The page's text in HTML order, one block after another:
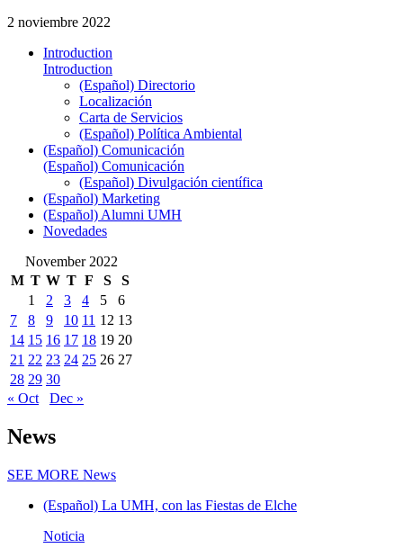
2 noviembre 2022
Introduction
Introduction
(Español) Directorio
Localización
Carta de Servicios
(Español) Política Ambiental
(Español) Comunicación
(Español) Comunicación
(Español) Divulgación científica
(Español) Marketing
(Español) Alumni UMH
Novedades
November 2022
M T W T F S
S
1
2 3 4 5
6
7
8 9 10 11 12 13
14 15 16 17 18 19 20
21 22 23 24 25 26 27
28 29 30
« Oct
Dec »
News
SEE MORE News
(Español) La UMH, con las Fiestas de Elche
Noticia